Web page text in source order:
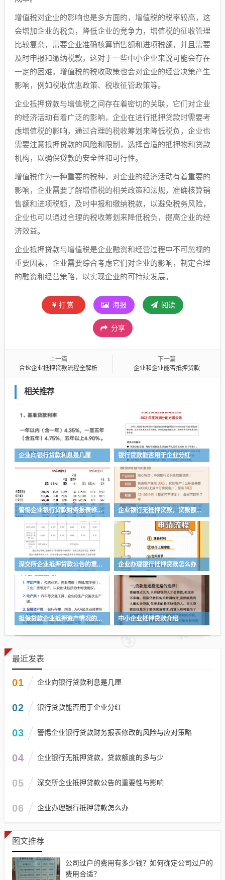
增值税对企业的影响也是多方面的，增值税的税率较高，这
会增加企业的税负，降低企业的竞争力，增值税的征收管理
比较复杂，需要企业准确核算销售额和进项税额，并且需要
及时申报和缴纳税款，这对于一些中小企业来说可能会存在
一定的困难，增值税的税收政策也会对企业的经营决策产生
影响，例如税收优惠政策、税收征管政策等。
企业抵押贷款与增值税之间存在着密切的关联，它们对企业
的经济活动有着广泛的影响，企业在进行抵押贷款时需要考
虑增值税的影响，通过合理的税收筹划来降低税负，企业也
需要注意抵押贷款的风险和限制，选择合适的抵押物和贷款
机构，以确保贷款的安全性和可行性。
增值税作为一种重要的税种，对企业的经济活动有着重要的
影响，企业需要了解增值税的相关政策和法规，准确核算销
售额和进项税额，及时申报和缴纳税款，以避免税务风险，
企业也可以通过合理的税收筹划来降低税负，提高企业的经
济效益。
企业抵押贷款与增值税是企业融资和经营过程中不可忽视的
重要因素，企业需要综合考虑它们对企业的影响，制定合理
的融资和经营策略，以实现企业的可持续发展。
打赏 海报 阅读
分享
上一篇
合伙企业抵押贷款流程全解析
下一篇
企业和企业能否抵押贷款
相关推荐
企业向银行贷款利息是几厘 银行贷款能否用于企业分红
警惕企业银行贷款财务报表修改的风险与应对策略 企业银行无抵押贷款，贷款额度的多与少
深交所企业抵押贷款公告的重要性与影响 企业办理银行抵押贷款怎么办
担保贷款企业抵押资产情况的重要性与分析 中小企业抵押贷款介绍
最近发表
01 企业向银行贷款利息是几厘
02 银行贷款能否用于企业分红
03 警惕企业银行贷款财务报表修改的风险与应对策略
04 企业银行无抵押贷款，贷款额度的多与少
05 深交所企业抵押贷款公告的重要性与影响
06 企业办理银行抵押贷款怎么办
图文推荐
公司过户的费用有多少钱？如何确定公司过户的
费用合适？